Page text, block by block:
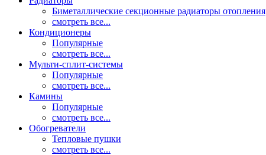
Биметаллические секционные радиаторы отопления
смотреть все...
Кондиционеры
Популярные
смотреть все...
Мульти-сплит-системы
Популярные
смотреть все...
Камины
Популярные
смотреть все...
Обогреватели
Тепловые пушки
смотреть все...